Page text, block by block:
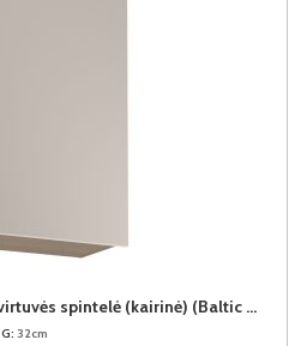
SORENTO G60(100)-L virtuvės spintelė (kairinė) (Baltic Storm/Beige)
G: 32cm